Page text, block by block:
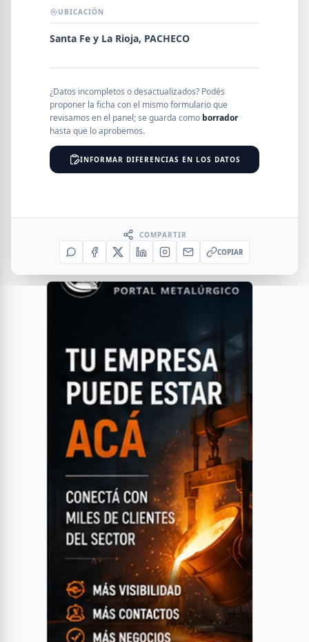
NOMBRE
SEGMENTO
UBICACIÓN
Santa Fe y La Rioja, PACHECO
¿Datos incompletos o desactualizados? Podés
proponer la ficha con el mismo formulario que
revisamos en el panel; se guarda como borrador
hasta que lo aprobemos.
INFORMAR DIFERENCIAS EN LOS DATOS
COMPARTIR
COPIAR